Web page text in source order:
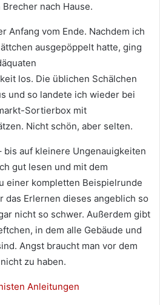
nach Hause.
Anfang vom Ende. Nachdem ich
ausgepöppelt hatte, ging
los. Die üblichen Schälchen
und so landete ich wieder bei
Sortierbox mit
Nicht schön, aber selten.
bis auf kleinere Ungenauigkeiten
gut lesen und mit dem
einer kompletten Beispielrunde
das Erlernen dieses angeblich so
nicht so schwer. Außerdem gibt
in dem alle Gebäude und
Angst braucht man vor dem
zu haben.